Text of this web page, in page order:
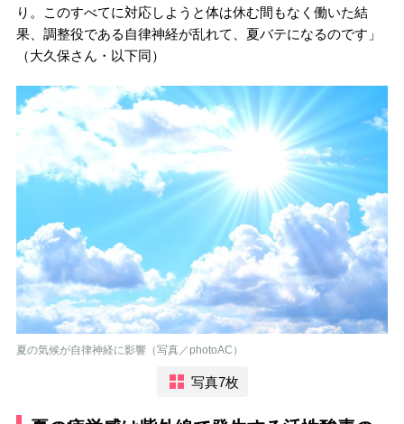
り。このすべてに対応しようと体は休む間もなく働いた結
果、調整役である自律神経が乱れて、夏バテになるのです」
（大久保さん・以下同）
夏の気候が自律神経に影響（写真／photoAC）
写真7枚